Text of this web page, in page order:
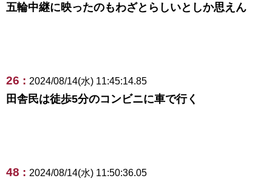
五輪中継に映ったのもわざとらしいとしか思えん
26 : 2024/08/14(水) 11:45:14.85
田舎民は徒歩5分のコンビニに車で行く
48 : 2024/08/14(水) 11:50:36.05